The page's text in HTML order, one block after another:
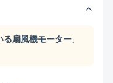
扇風機モーター